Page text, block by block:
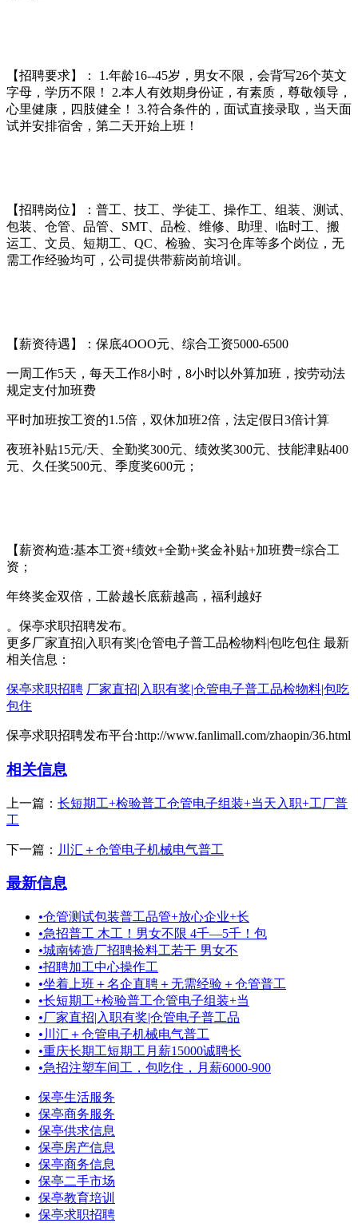
【招聘要求】： 1.年龄16--45岁，男女不限，会背写26个英文
字母，学历不限！ 2.本人有效期身份证，有素质，尊敬领导，
心里健康，四肢健全！ 3.符合条件的，面试直接录取，当天面
试并安排宿舍，第二天开始上班！
【招聘岗位】：普工、技工、学徒工、操作工、组装、测试、
包装、仓管、品管、SMT、品检、维修、助理、临时工、搬
运工、文员、短期工、QC、检验、实习仓库等多个岗位，无
需工作经验均可，公司提供带薪岗前培训。
【薪资待遇】：保底4OOO元、综合工资5000-6500
一周工作5天，每天工作8小时，8小时以外算加班，按劳动法
规定支付加班费
平时加班按工资的1.5倍，双休加班2倍，法定假日3倍计算
夜班补贴15元/天、全勤奖300元、绩效奖300元、技能津贴400
元、久任奖500元、季度奖600元；
【薪资构造:基本工资+绩效+全勤+奖金补贴+加班费=综合工
资；
年终奖金双倍，工龄越长底薪越高，福利越好
。保亭求职招聘发布。
更多厂家直招|入职有奖|仓管电子普工品检物料|包吃包住 最新
相关信息：
保亭求职招聘 厂家直招|入职有奖|仓管电子普工品检物料|包吃
包住
保亭求职招聘发布平台:http://www.fanlimall.com/zhaopin/36.html
相关信息
上一篇： 长短期工+检验普工仓管电子组装+当天入职+工厂普
工
下一篇： 川汇＋仓管电子机械电气普工
最新信息
•仓管测试包装普工品管+放心企业+长
•急招普工 木工！男女不限 4千—5千！包
•城南铸造厂招聘捡料工若干 男女不
•招聘加工中心操作工
•坐着上班＋名企直聘＋无需经验＋仓管普工
•长短期工+检验普工仓管电子组装+当
•厂家直招|入职有奖|仓管电子普工品
• 川汇＋仓管电子机械电气普工
•重庆长期工短期工月薪15000诚聘长
•急招注塑车间工，包吃住，月薪6000-900
保亭生活服务
保亭商务服务
保亭供求信息
保亭房产信息
保亭商务信息
保亭二手市场
保亭教育培训
保亭求职招聘